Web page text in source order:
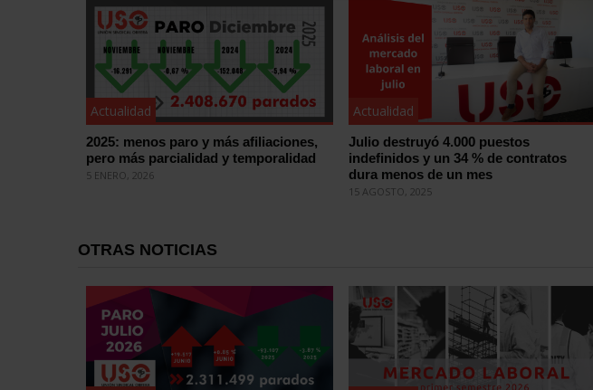
Actualidad
2025: menos paro y más afiliaciones,
pero más parcialidad y temporalidad
5 ENERO, 2026
Actualidad
Julio destruyó 4.000 puestos
indefinidos y un 34 % de contratos
dura menos de un mes
15 AGOSTO, 2025
OTRAS NOTICIAS